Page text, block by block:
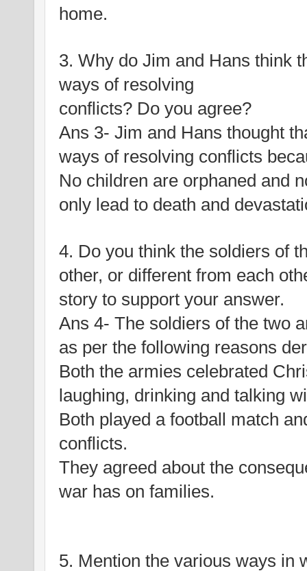
home.
3. Why do Jim and Hans think
ways of resolving
conflicts? Do you agree?
Ans 3- Jim and Hans thought
ways of resolving conflicts
No children are orphaned and
only lead to death and
4. Do you think the soldiers of
other, or different from each
story to support your answer.
Ans 4- The soldiers of the two
as per the following reasons
Both the armies celebrated
laughing, drinking and talking
Both played a football match
conflicts.
They agreed about the
war has on families.
5. Mention the various ways in